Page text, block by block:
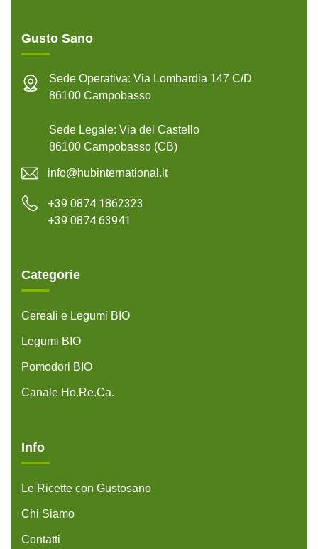
Gusto Sano
Sede Operativa: Via Lombardia 147 C/D
86100 Campobasso
Sede Legale: Via del Castello
86100 Campobasso (CB)
info@hubinternational.it
+39 0874 1862323
+39 0874 63941
Categorie
Cereali e Legumi BIO
Legumi BIO
Pomodori BIO
Canale Ho.Re.Ca.
Info
Le Ricette con Gustosano
Chi Siamo
Contatti